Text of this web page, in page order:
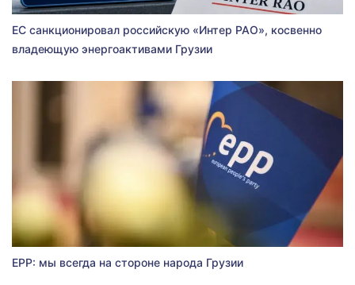
ЕС санкционировал российскую «Интер РАО», косвенно
владеющую энергоактивами Грузии
EPP: мы всегда на стороне народа Грузии